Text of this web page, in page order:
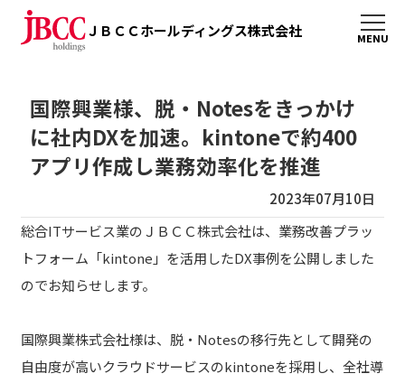
ＪＢＣＣホールディングス株式会社
国際興業様、脱・Notesをきっかけ
に社内DXを加速。kintoneで約400
アプリ作成し業務効率化を推進
2023年07月10日
総合ITサービス業のＪＢＣＣ株式会社は、業務改善プラッ
トフォーム「kintone」を活用したDX事例を公開しました
のでお知らせします。
国際興業株式会社様は、脱・Notesの移行先として開発の
自由度が高いクラウドサービスのkintoneを採用し、全社導